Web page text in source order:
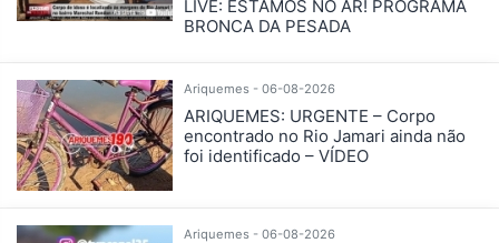
LIVE: ESTAMOS NO AR! PROGRAMA
BRONCA DA PESADA
Ariquemes - 06-08-2026
ARIQUEMES: URGENTE – Corpo
encontrado no Rio Jamari ainda não
foi identificado – VÍDEO
Ariquemes - 06-08-2026